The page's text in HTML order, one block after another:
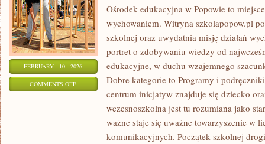
FEBRUARY - 10 - 2026
COMMENTS OFFON
NOWOCZESNE
TECHNOLOGIE
Ośrodek edukacyjna w Popowie to
wychowaniem. Witryna szkolapopow.pl
szkolnej oraz uwydatnia misję działań
portret o zdobywaniu wiedzy od
edukacyjne, w duchu wzajemnego
Dobre kategorie to Programy i
centrum inicjatyw znajduje się dziecko
wczesnoszkolna jest tu rozumiana jako
ważne staje się uważne towarzyszenie w
komunikacyjnych. Początek szkolnej